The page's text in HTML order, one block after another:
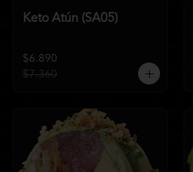
Keto Atún (SA05)
$6.890
$7.360